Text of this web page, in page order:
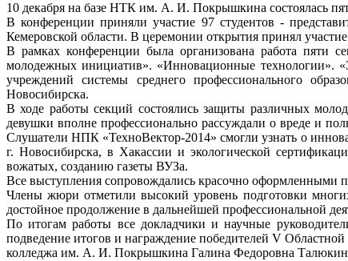
10 декабря на базе НТК им. А. И. Покрышкина состоялась
В конференции приняли участие 97 студентов -
Кемеровской области. В церемонии открытия принял
В рамках конференции была организована работа пяти
молодежных инициатив». «Инновационные технологии».
учреждений системы среднего профессионального
Новосибирска.
В ходе работы секций состоялись защиты различных
девушки вполне профессионально рассуждали о вреде и
Слушатели НПК «ТехноВектор-2014» смогли узнать о
г. Новосибирска, в Хакассии и экологической
вожатых, созданию газеты ВУЗа.
Все выступления сопровождались красочно оформленными
Члены жюри отметили высокий уровень подготовки
достойное продолжение в дальнейшей профессиональной
По итогам работы все докладчики и научные
подведение итогов и награждение победителей V
колледжа им. А. И. Покрышкина Галина Федоровна